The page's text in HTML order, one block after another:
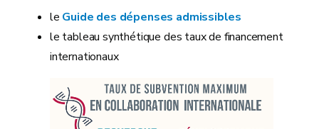
le Guide des dépenses admissibles
le tableau synthétique des taux de financement
internationaux